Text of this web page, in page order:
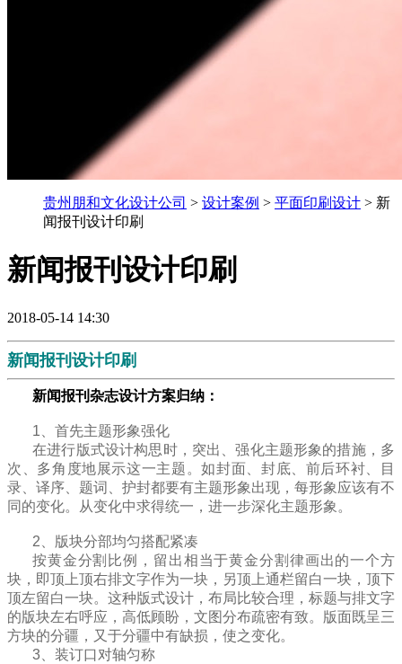
贵州朋和文化设计公司 > 设计案例 > 平面印刷设计 > 新
闻报刊设计印刷
新闻报刊设计印刷
2018-05-14 14:30
新闻报刊设计印刷
新闻报刊杂志设计方案归纳：
1、 首先主题形象强化
在进行版式设计构思时，突出、强化主题形象的措施，多
次、多角度地展示这一主题。如封面、封底、前后环衬、目
录、译序、题词、护封都要有主题形象出现，每形象应该有不
同的变化。从变化中求得统一，进一步深化主题形象。
2、 版块分部均匀搭配紧凑
按黄金分割比例，留出相当于黄金分割律画出的一个方
块，即顶上顶右排文字作为一块，另顶上通栏留白一块，顶下
顶左留白一块。这种版式设计，布局比较合理，标题与排文字
的版块左右呼应，高低顾盼，文图分布疏密有致。版面既呈三
方块的分疆，又于分疆中有缺损，使之变化。
3、装订口对轴匀称